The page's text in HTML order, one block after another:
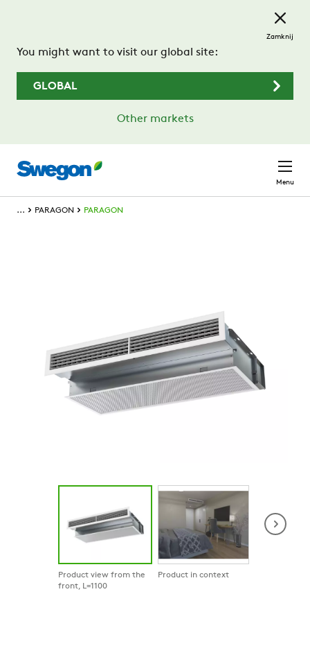
You might want to visit our global site:
GLOBAL
Other markets
Zamknij
Menu
... PARAGON PARAGON
Product view from the
front, L=1100
Product in context